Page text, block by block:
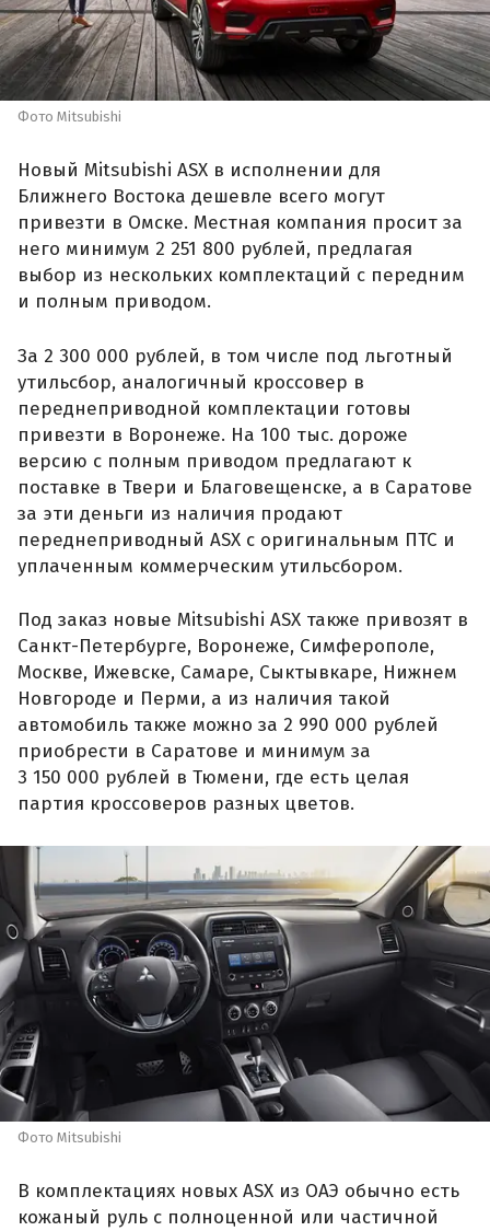
Фото Mitsubishi
Новый Mitsubishi ASX в исполнении для
Ближнего Востока дешевле всего могут
привезти в Омске. Местная компания просит за
него минимум 2 251 800 рублей, предлагая
выбор из нескольких комплектаций с передним
и полным приводом.
За 2 300 000 рублей, в том числе под льготный
утильсбор, аналогичный кроссовер в
переднеприводной комплектации готовы
привезти в Воронеже. На 100 тыс. дороже
версию с полным приводом предлагают к
поставке в Твери и Благовещенске, а в Саратове
за эти деньги из наличия продают
переднеприводный ASX с оригинальным ПТС и
уплаченным коммерческим утильсбором.
Под заказ новые Mitsubishi ASX также привозят в
Санкт-Петербурге, Воронеже, Симферополе,
Москве, Ижевске, Самаре, Сыктывкаре, Нижнем
Новгороде и Перми, а из наличия такой
автомобиль также можно за 2 990 000 рублей
приобрести в Саратове и минимум за
3 150 000 рублей в Тюмени, где есть целая
партия кроссоверов разных цветов.
Фото Mitsubishi
В комплектациях новых ASX из ОАЭ обычно есть
кожаный руль с полноценной или частичной